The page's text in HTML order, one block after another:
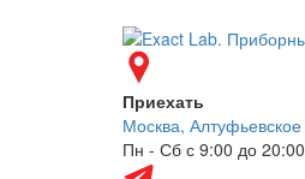
Приехать
Москва,
Пн - Сб с 9:00 до 20:00